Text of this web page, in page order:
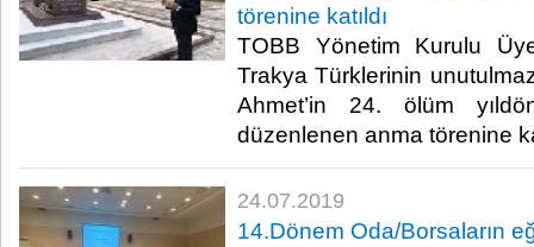
törenine katıldı
TOBB Yönetim Kurulu
Trakya Türklerinin
Ahmet’in 24. ölüm
düzenlenen anma törenine
24.07.2019
14.Dönem Oda/Borsaların